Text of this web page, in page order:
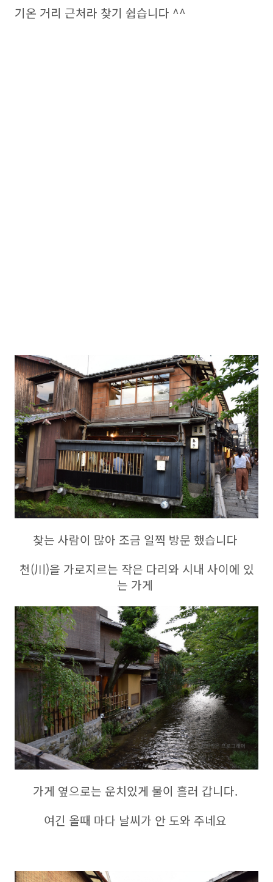
기온 거리 근처라 찾기 쉽습니다 ^^
찾는 사람이 많아 조금 일찍 방문 했습니다
천(川)을 가로지르는 작은 다리와 시내 사이에 있
는 가게
가게 옆으로는 운치있게 물이 흘러 갑니다.
여긴 올때 마다 날씨가 안 도와 주네요